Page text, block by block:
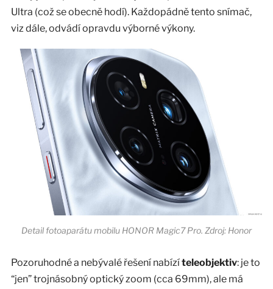
Ultra (což se obecně hodí). Každopádně tento snímač,
viz dále, odvádí opravdu výborné výkony.
Detail fotoaparátu mobilu HONOR Magic7 Pro. Zdroj: Honor
Pozoruhodné a nebývalé řešení nabízíteleobjektiv: je to
“jen” trojnásobný optický zoom (cca 69mm), ale má